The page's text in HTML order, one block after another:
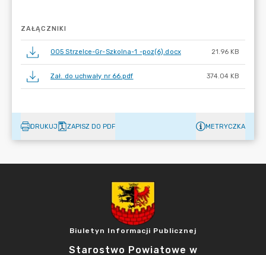
ZAŁĄCZNIKI
005 Strzelce-Gr-Szkolna-1 -poz(6).docx 21.96 KB
Zał. do uchwały nr 66.pdf 374.04 KB
DRUKUJ ZAPISZ DO PDF METRYCZKA
Biuletyn Informacji Publicznej
Starostwo Powiatowe w